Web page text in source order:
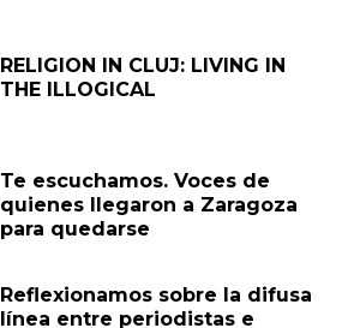
RELIGION IN CLUJ: LIVING IN
THE ILLOGICAL
Te escuchamos. Voces de
quienes llegaron a Zaragoza
para quedarse
Reflexionamos sobre la difusa
línea entre periodistas e